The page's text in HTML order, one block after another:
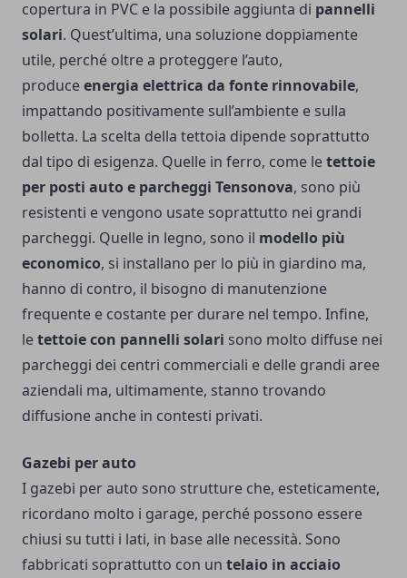
copertura in PVC e la possibile aggiunta di pannelli
solari. Quest’ultima, una soluzione doppiamente
utile, perché oltre a proteggere l’auto,
produceenergia elettrica da fonte rinnovabile,
impattando positivamente sull’ambiente e sulla
bolletta. La scelta della tettoia dipende soprattutto
dal tipo di esigenza. Quelle in ferro, come letettoie
per posti auto e parcheggi Tensonova, sono più
resistenti e vengono usate soprattutto nei grandi
parcheggi. Quelle in legno, sono il modello più
economico, si installano per lo più in giardino ma,
hanno di contro, il bisogno di manutenzione
frequente e costante per durare nel tempo. Infine,
letettoie con pannelli solari sono molto diffuse nei
parcheggi dei centri commerciali e delle grandi aree
aziendali ma, ultimamente, stanno trovando
diffusione anche in contesti privati.
Gazebi per auto
I gazebi per auto sono strutture che, esteticamente,
ricordano molto i garage, perché possono essere
chiusi su tutti i lati, in base alle necessità. Sono
fabbricati soprattutto con un telaio in acciaio